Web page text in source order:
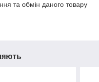
та обмін даного товару